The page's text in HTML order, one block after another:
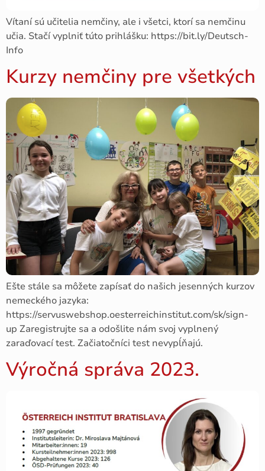
Vítaní sú učitelia nemčiny, ale i všetci, ktorí sa nemčinu
učia. Stačí vyplniť túto prihlášku: https://bit.ly/Deutsch-
Info
Kurzy nemčiny pre všetkých
Ešte stále sa môžete zapísať do našich jesenných kurzov
nemeckého jazyka:
https://servuswebshop.oesterreichinstitut.com/sk/sign-
up Zaregistrujte sa a odošlite nám svoj vyplnený
zaraďovací test. Začiatočníci test nevypĺňajú.
Výročná správa 2023.